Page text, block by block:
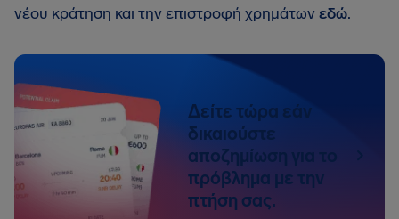
νέου κράτηση και την επιστροφή χρημάτωνεδώ.
Δείτε τώρα εάν
δικαιούστε
αποζημίωση για το
πρόβλημα με την
πτήση σας.